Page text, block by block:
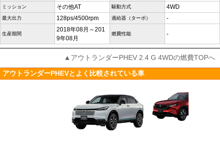
ミッション その他AT 駆動方式 4WD
最大出力 128ps/4500rpm 過給器（ターボ） -
生産期間
2018年08月～201
9年08月
燃費性能 -
▲アウトランダーPHEV 2.4 G 4WDの燃費TOPへ
アウトランダーPHEVとよく比較されている車